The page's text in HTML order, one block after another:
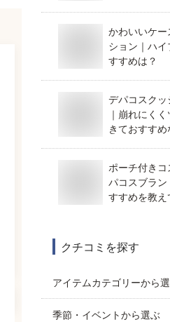
かわいいケ
ション｜ハ
すすめは？
デパコスク
｜崩れにく
きておすすめ
ポーチ付き
パコスブラ
すすめを教え
クチコミを探す
アイテムカテゴリーから
季節・イベントから選ぶ